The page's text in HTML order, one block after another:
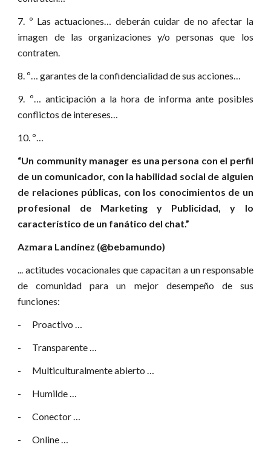
7. º Las actuaciones… deberán cuidar de no afectar la
imagen de las organizaciones y/o personas que los
contraten.
8. º… garantes de la confidencialidad de sus acciones…
9. º… anticipación a la hora de informa ante posibles
conflictos de intereses…
10. º…
“Un community manager es una persona con el perfil
de un comunicador, con la habilidad social de alguien
de relaciones públicas, con los conocimientos de un
profesional de Marketing y Publicidad, y lo
característico de un fanático del chat.”
Azmara Landínez (@bebamundo)
... actitudes vocacionales que capacitan a un responsable
de comunidad para un mejor desempeño de sus
funciones:
- Proactivo …
- Transparente …
- Multiculturalmente abierto …
- Humilde …
- Conector …
- Online …